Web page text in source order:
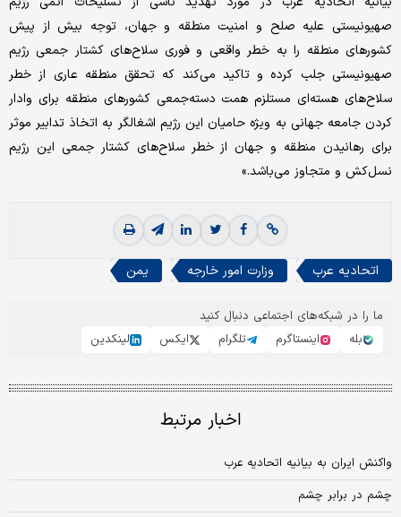
صهیونیستی علیه صلح و امنیت منطقه و جهان، توجه بیش از پیش
کشورهای منطقه را به خطر واقعی و فوری سلاح‌های کشتار جمعی رژیم
صهیونیستی جلب کرده و تاکید می‌کند که تحقق منطقه عاری از خطر
سلاح‌های هسته‌ای مستلزم همت دسته‌جمعی کشورهای منطقه برای وادار
کردن جامعه جهانی به ویژه حامیان این رژیم اشغالگر به اتخاذ تدابیر موثر
برای رهانیدن منطقه و جهان از خطر سلاح‌های کشتار جمعی این رژیم
نسل‌کش و متجاوز می‌باشد.»
اتحادیه عرب وزارت امور خارجه یمن
ما را در شبکه‌های اجتماعی دنبال کنید
بله
اینستاگرم تلگرام ایکس لینکدین
اخبار مرتبط
واکنش ایران به بیانیه اتحادیه عرب
چشم در برابر چشم